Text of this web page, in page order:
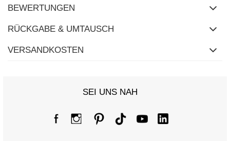
Größentabelle
Maße flach gemessen (+/- 1cm)
[A] Brustumfang
BEWERTUNGEN
RÜCKGABE & UMTAUSCH
VERSANDKOSTEN
SEI UNS NAH